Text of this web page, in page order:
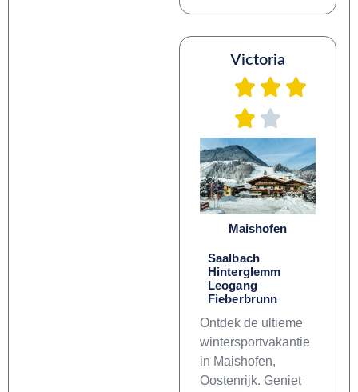
Victoria
Maishofen
Saalbach
Hinterglemm
Leogang
Fieberbrunn
Ontdek de ultieme
wintersportvakantie
in Maishofen,
Oostenrijk. Geniet